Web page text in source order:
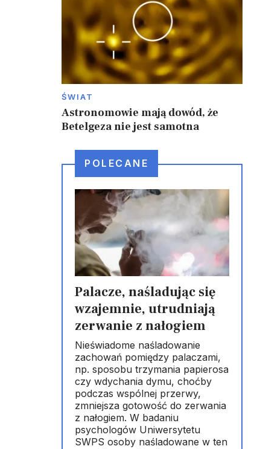
ŚWIAT
Astronomowie mają dowód, że
Betelgeza nie jest samotna
POLECANE
Palacze, naśladując się
wzajemnie, utrudniają
zerwanie z nałogiem
Nieświadome naśladowanie
zachowań pomiędzy palaczami,
np. sposobu trzymania papierosa
czy wdychania dymu, choćby
podczas wspólnej przerwy,
zmniejsza gotowość do zerwania
z nałogiem. W badaniu
psychologów Uniwersytetu
SWPS osoby naśladowane w ten